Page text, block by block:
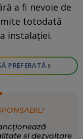
a fi nevoie de
totodată
instalației.
PREFERATĂ ›
și dezvoltare